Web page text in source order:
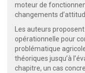
moteur de
changements
Les auteurs
opérationnelle pour
problématique
théoriques jusqu’à
chapitre, un cas